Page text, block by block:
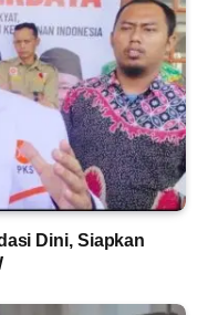
Dini, Siapkan